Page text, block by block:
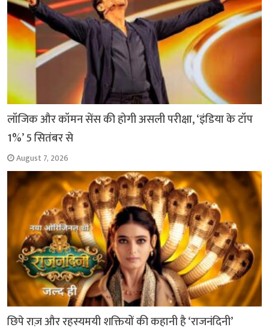
लॉजिक और कॉमन सेंस की होगी असली परीक्षा, ‘इंडिया के टॉप
1%’ 5 सितंबर से
August 7, 2026
छिपे राज़ और रहस्यमयी शक्तियों की कहानी है ‘राजनंदिनी’